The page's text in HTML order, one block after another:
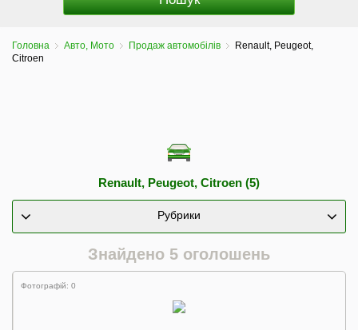
Головна Авто, Мото Продаж автомобілів
Renault, Peugeot,
Citroen
Renault, Peugeot, Citroen (5)
Рубрики
Знайдено 5 оголошень
Фотографій: 0